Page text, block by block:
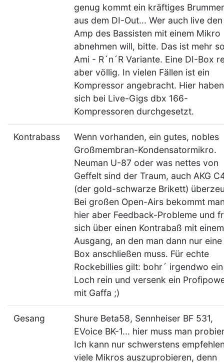
genug kommt ein kräftiges
aus dem DI-Out... Wer auch live den
Amp des Bassisten mit einem Mikro
abnehmen will, bitte. Das ist mehr
Ami - R´n´R Variante. Eine DI-Box
aber völlig. In vielen Fällen ist ein
Kompressor angebracht. Hier haben
sich bei Live-Gigs dbx 166-
Kompressoren durchgesetzt.
Kontrabass
Wenn vorhanden, ein gutes, nobles
Großmembran-Kondensatormikro.
Neuman U-87 oder was nettes von
Geffelt sind der Traum, auch AKG
(der gold-schwarze Brikett)
Bei großen Open-Airs bekommt
hier aber Feedback-Probleme und
sich über einen Kontrabaß mit einem
Ausgang, an den man dann nur
Box anschließen muss. Für echte
Rockebillies gilt: bohr´ irgendwo ein
Loch rein und versenk ein
mit Gaffa ;)
Gesang
Shure Beta58, Sennheiser BF 531,
EVoice BK-1... hier muss man
Ich kann nur schwerstens
viele Mikros auszuprobieren, denn